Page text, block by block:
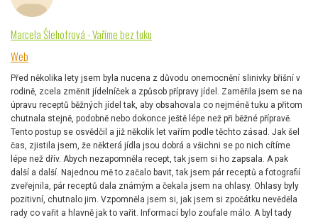
Marcela Šlehofrová - Vaříme bez tuku
Web
Před několika lety jsem byla nucena z důvodu onemocnění slinivky břišní v
rodině, zcela změnit jídelníček a způsob přípravy jídel. Zaměřila jsem se na
úpravu receptů běžných jídel tak, aby obsahovala co nejméně tuku a přitom
chutnala stejně, podobně nebo dokonce ještě lépe než při běžné přípravě.
Tento postup se osvědčil a již několik let vařím podle těchto zásad. Jak šel
čas, zjistila jsem, že některá jídla jsou dobrá a všichni se po nich cítíme
lépe než dřív. Abych nezapomněla recept, tak jsem si ho zapsala. A pak
další a další. Najednou mě to začalo bavit, tak jsem pár receptů a fotografií
zveřejnila, pár receptů dala známým a čekala jsem na ohlasy. Ohlasy byly
pozitivní, chutnalo jim. Vzpomněla jsem si, jak jsem si zpočátku nevěděla
rady co vařit a hlavně jak to vařit. Informací bylo zoufale málo. A byl tady